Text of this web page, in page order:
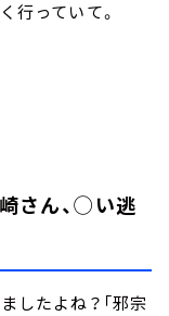
行っていて。
さん、◯い逃
したよね？「邪宗